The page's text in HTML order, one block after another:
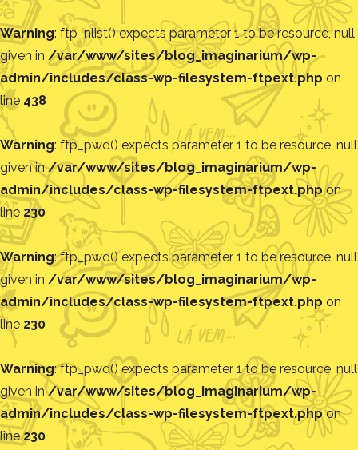
Warning: ftp_nlist() expects parameter 1 to be resource, null
given in /var/www/sites/blog_imaginarium/wp-
admin/includes/class-wp-filesystem-ftpext.php on
line 438
Warning: ftp_pwd() expects parameter 1 to be resource, null
given in/var/www/sites/blog_imaginarium/wp-
admin/includes/class-wp-filesystem-ftpext.phpon
line 230
Warning: ftp_pwd() expects parameter 1 to be resource, null
given in /var/www/sites/blog_imaginarium/wp-
admin/includes/class-wp-filesystem-ftpext.php on
line 230
Warning: ftp_pwd() expects parameter 1 to be resource, null
given in/var/www/sites/blog_imaginarium/wp-
admin/includes/class-wp-filesystem-ftpext.phpon
line230